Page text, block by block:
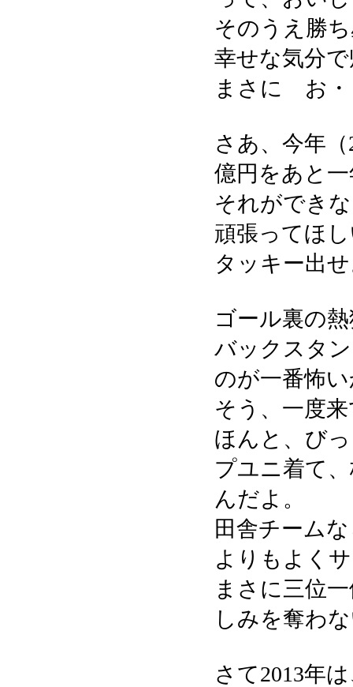
そのうえ勝
幸せな気分
まさに お・
さあ、今年
億円をあと
それができ
頑張ってほ
タッキー出
ゴール裏の
バックスタ
のが一番怖
そう、一度
ほんと、び
プユニ着て
んだよ。
田舎チーム
よりもよく
まさに三位
しみを奪わ
さて2013年